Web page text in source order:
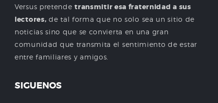
Versus pretendetransmitir esa fraternidad a sus
lectores, de tal forma que no solo sea un sitio de
noticias sino que se convierta en una gran
comunidad que transmita el sentimiento de estar
entre familiares y amigos.
SIGUENOS